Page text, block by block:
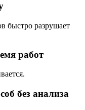
быстро разрушает
работ
без анализа